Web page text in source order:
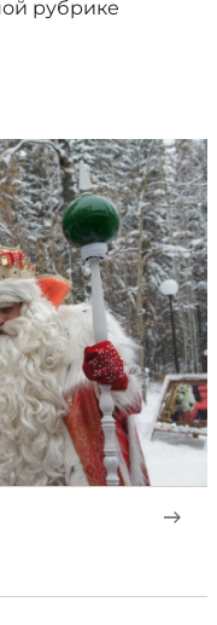
рубрике